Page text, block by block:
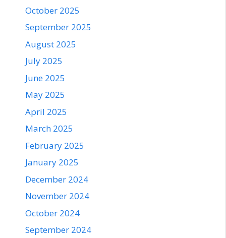
October 2025
September 2025
August 2025
July 2025
June 2025
May 2025
April 2025
March 2025
February 2025
January 2025
December 2024
November 2024
October 2024
September 2024